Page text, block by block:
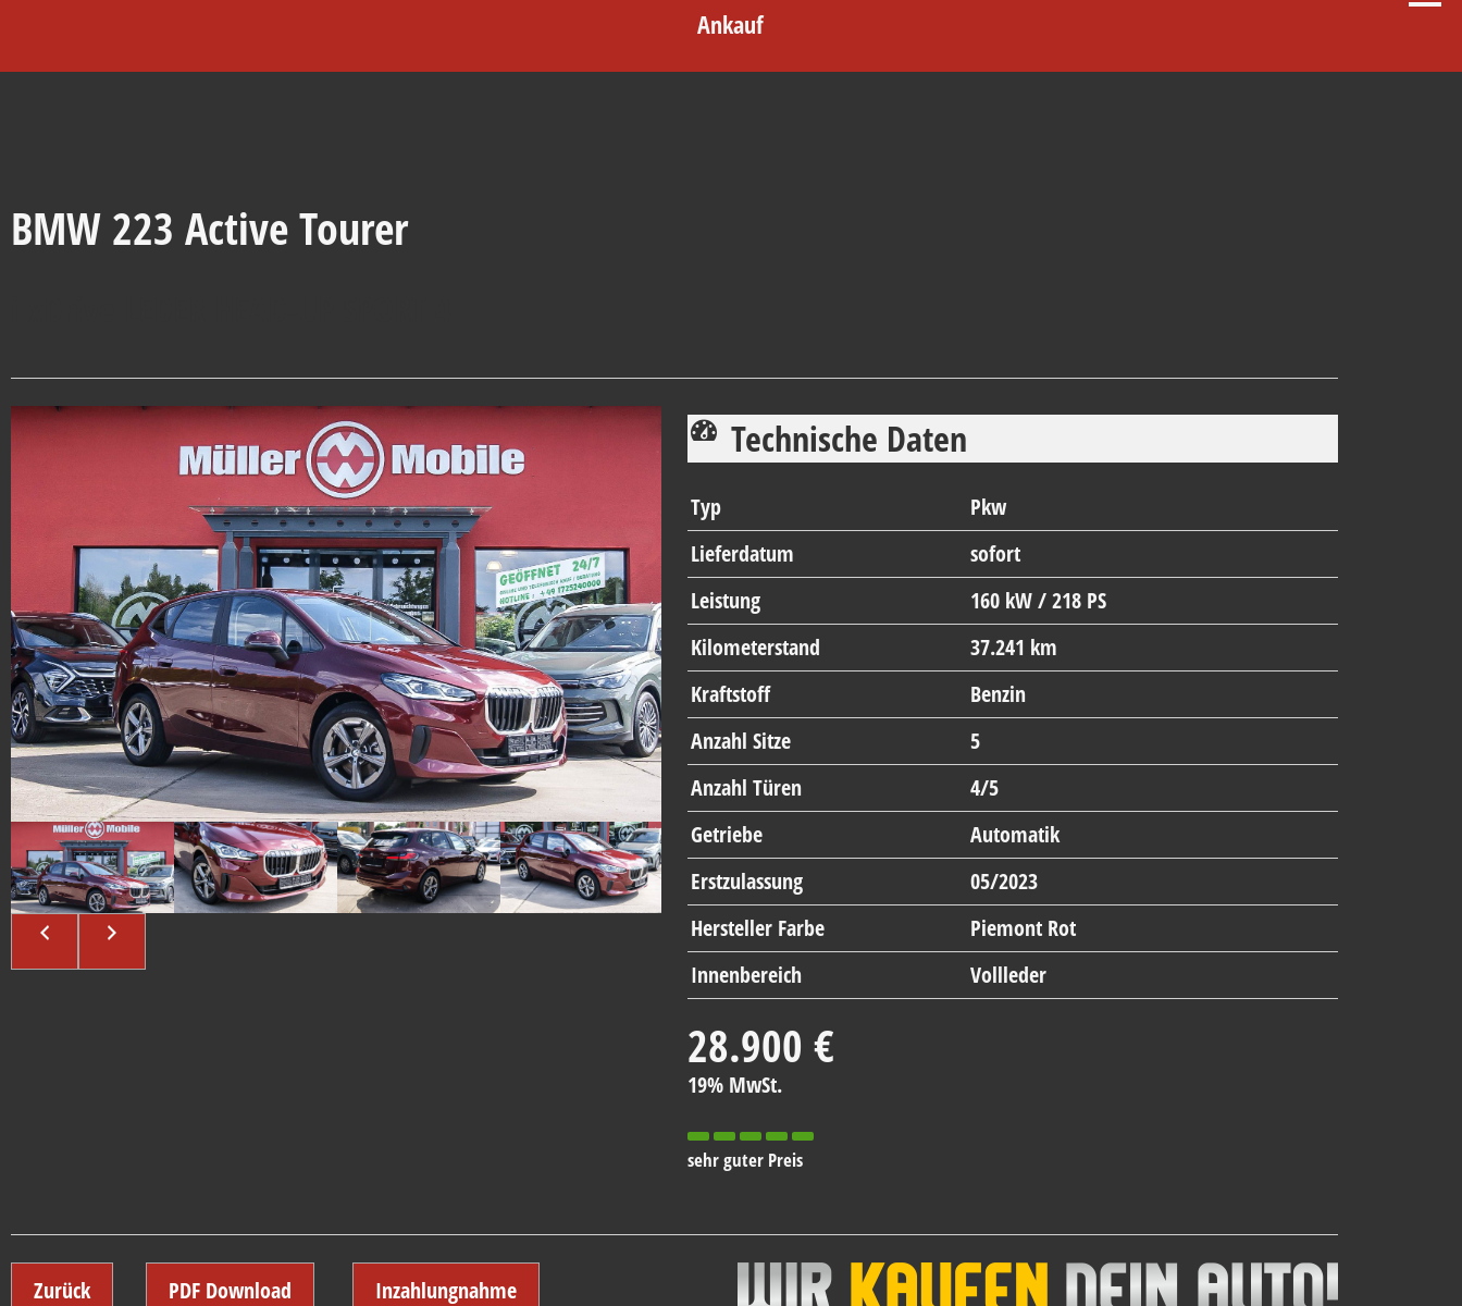
Ankauf
BMW 223 Active Tourer
Technische Daten
Typ
Pkw
Lieferdatum
sofort
Leistung
160 kW / 218 PS
Kilometerstand
37.241 km
Kraftstoff
Benzin
Anzahl Sitze
5
Anzahl Türen
4/5
Getriebe
Automatik
Erstzulassung
05/2023
Hersteller Farbe
Piemont Rot
Innenbereich
Vollleder
28.900 €
19% MwSt.
sehr guter Preis
Zurück PDF Download Inzahlungnahme